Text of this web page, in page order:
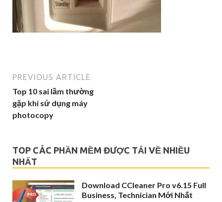
PREVIOUS ARTICLE
Top 10 sai lầm thường
gặp khi sử dụng máy
photocopy
TOP CÁC PHẦN MỀM ĐƯỢC TẢI VỀ NHIỀU
NHẤT
Download CCleaner Pro v6.15 Full
Business, Technician Mới Nhất